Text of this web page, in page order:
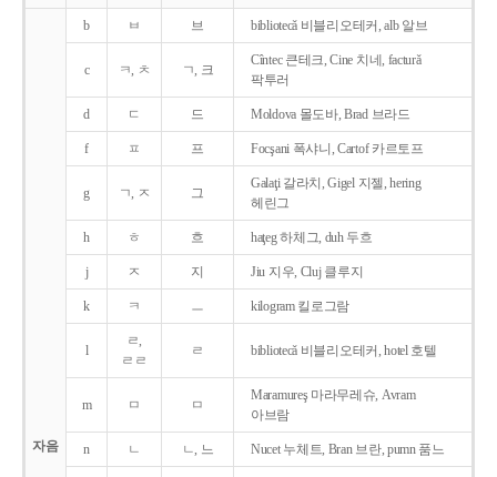
자음
b ㅂ 브 bibliotecǎ 비블리오테커, alb 알브
c ㅋ, ㅊ ㄱ, 크
Cîntec 큰테크, Cine 치네, facturǎ
팍투러
d ㄷ 드 Moldova 몰도바, Brad 브라드
f ㅍ 프 Focşani 폭샤니, Cartof 카르토프
g ㄱ, ㅈ 그
Galaţi 갈라치, Gigel 지젤, hering
헤린그
h ㅎ 흐 haţeg 하체그, duh 두흐
j ㅈ 지 Jiu 지우, Cluj 클루지
k ㅋ ㅡ kilogram 킬로그람
l
ㄹ,
ㄹㄹ
ㄹ bibliotecǎ 비블리오테커, hotel 호텔
m ㅁ ㅁ
Maramureş 마라무레슈, Avram
아브람
n ㄴ ㄴ, 느 Nucet 누체트, Bran 브란, pumn 품느